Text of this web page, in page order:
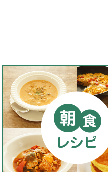
ルギー
ビタミンA
メンタル
必須脂肪酸
期
皮膚